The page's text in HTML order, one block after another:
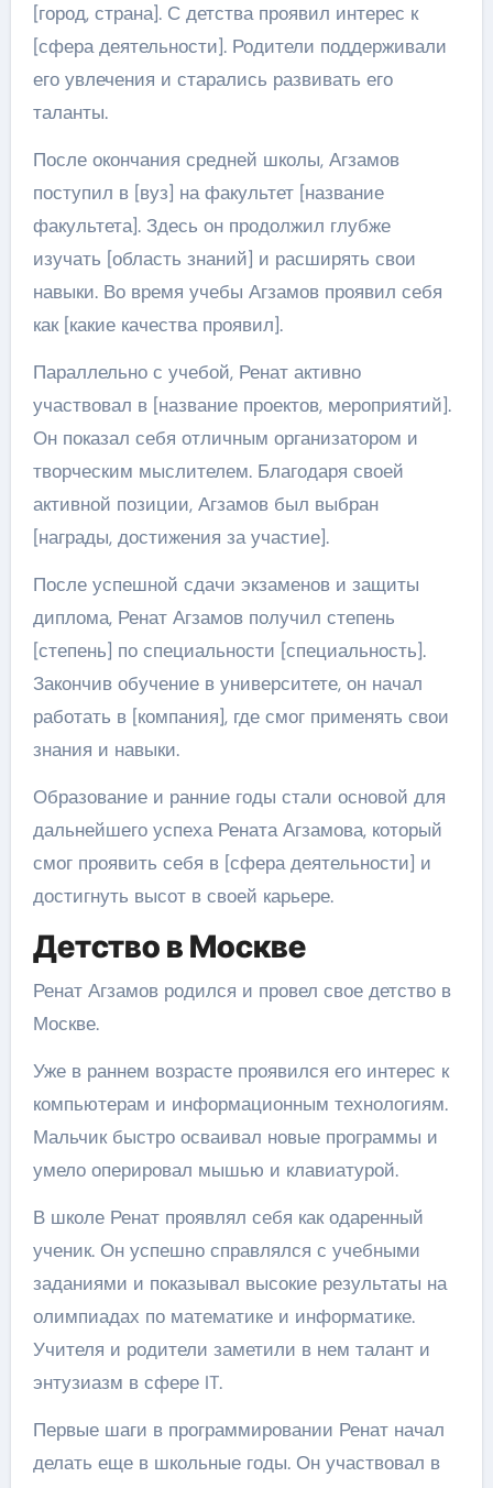
[город, страна]. С детства проявил интерес к
[сфера деятельности]. Родители поддерживали
его увлечения и старались развивать его
таланты.
После окончания средней школы, Агзамов
поступил в [вуз] на факультет [название
факультета]. Здесь он продолжил глубже
изучать [область знаний] и расширять свои
навыки. Во время учебы Агзамов проявил себя
как [какие качества проявил].
Параллельно с учебой, Ренат активно
участвовал в [название проектов, мероприятий].
Он показал себя отличным организатором и
творческим мыслителем. Благодаря своей
активной позиции, Агзамов был выбран
[награды, достижения за участие].
После успешной сдачи экзаменов и защиты
диплома, Ренат Агзамов получил степень
[степень] по специальности [специальность].
Закончив обучение в университете, он начал
работать в [компания], где смог применять свои
знания и навыки.
Образование и ранние годы стали основой для
дальнейшего успеха Рената Агзамова, который
смог проявить себя в [сфера деятельности] и
достигнуть высот в своей карьере.
Детство в Москве
Ренат Агзамов родился и провел свое детство в
Москве.
Уже в раннем возрасте проявился его интерес к
компьютерам и информационным технологиям.
Мальчик быстро осваивал новые программы и
умело оперировал мышью и клавиатурой.
В школе Ренат проявлял себя как одаренный
ученик. Он успешно справлялся с учебными
заданиями и показывал высокие результаты на
олимпиадах по математике и информатике.
Учителя и родители заметили в нем талант и
энтузиазм в сфере IT.
Первые шаги в программировании Ренат начал
делать еще в школьные годы. Он участвовал в